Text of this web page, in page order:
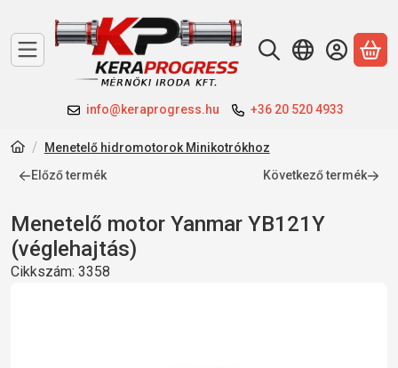
info@keraprogress.hu +36 20 520 4933
A
Menetelő hidromotorok Minikotrókhoz
Előző termék
Következő termék
Menetelő motor Yanmar YB121Y
(véglehajtás)
Cikkszám: 3358